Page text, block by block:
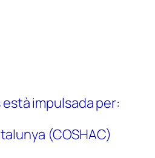
impulsada per:
(COSHAC)